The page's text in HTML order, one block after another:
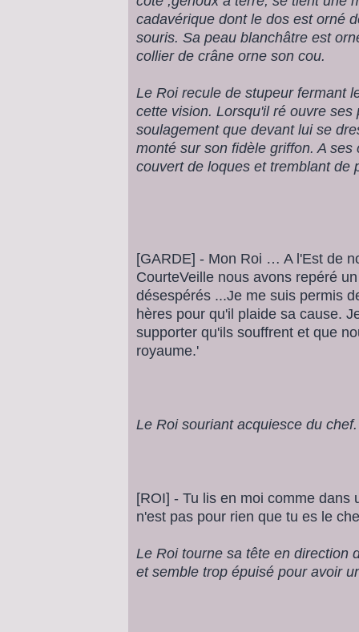
cadavérique dont le dos est orné
souris. Sa peau blanchâtre est
collier de crâne orne son cou.
Le Roi recule de stupeur fermant
cette vision. Lorsqu'il ré ouvre
soulagement que devant lui se
monté sur son fidèle griffon. A
couvert de loques et tremblant de
[GARDE] - Mon Roi … A l'Est de
CourteVeille nous avons repéré
désespérés ...Je me suis permis
hères pour qu'il plaide sa cause.
supporter qu'ils souffrent et que
royaume.'
Le Roi souriant acquiesce du chef.
[ROI] - Tu lis en moi comme dans
n'est pas pour rien que tu es le
Le Roi tourne sa tête en direction
et semble trop épuisé pour avoir